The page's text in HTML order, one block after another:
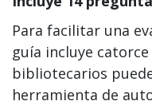
Para facilitar una
guía incluye
bibliotecarios
herramienta de